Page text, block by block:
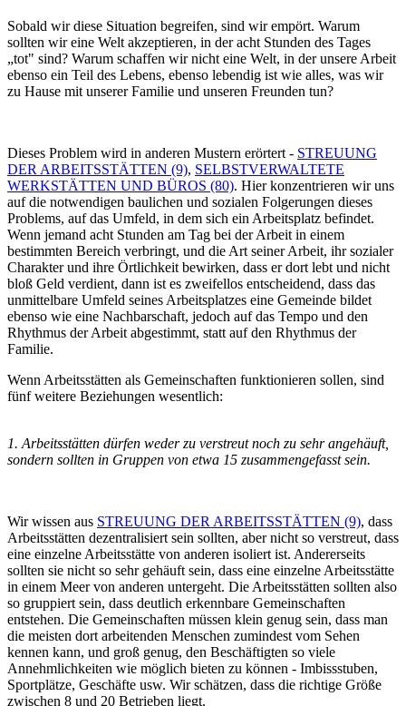
Sobald wir diese Situation begreifen, sind wir empört. Warum
sollten wir eine Welt akzeptieren, in der acht Stunden des Tages
„tot" sind? Warum schaffen wir nicht eine Welt, in der unsere Arbeit
ebenso ein Teil des Lebens, ebenso lebendig ist wie alles, was wir
zu Hause mit unserer Familie und unseren Freunden tun?
Dieses Problem wird in anderen Mustern erörtert - STREUUNG
DER ARBEITSSTÄTTEN (9), SELBSTVERWALTETE
WERKSTÄTTEN UND BÜROS (80). Hier konzentrieren wir uns
auf die notwendigen baulichen und sozialen Folgerungen dieses
Problems, auf das Umfeld, in dem sich ein Arbeitsplatz befindet.
Wenn jemand acht Stunden am Tag bei der Arbeit in einem
bestimmten Bereich verbringt, und die Art seiner Arbeit, ihr sozialer
Charakter und ihre Örtlichkeit bewirken, dass er dort lebt und nicht
bloß Geld verdient, dann ist es zweifellos entscheidend, dass das
unmittelbare Umfeld seines Arbeitsplatzes eine Gemeinde bildet
ebenso wie eine Nachbarschaft, jedoch auf das Tempo und den
Rhythmus der Arbeit abgestimmt, statt auf den Rhythmus der
Familie.
Wenn Arbeitsstätten als Gemeinschaften funktionieren sollen, sind
fünf weitere Beziehungen wesentlich:
1. Arbeitsstätten dürfen weder zu verstreut noch zu sehr angehäuft,
sondern sollten in Gruppen von etwa 15 zusammengefasst sein.
Wir wissen aus STREUUNG DER ARBEITSSTÄTTEN (9), dass
Arbeitsstätten dezentralisiert sein sollten, aber nicht so verstreut, dass
eine einzelne Arbeitsstätte von anderen isoliert ist. Andererseits
sollten sie nicht so sehr gehäuft sein, dass eine einzelne Arbeitsstätte
in einem Meer von anderen untergeht. Die Arbeitsstätten sollten also
so gruppiert sein, dass deutlich erkennbare Gemeinschaften
entstehen. Die Gemeinschaften müssen klein genug sein, dass man
die meisten dort arbeitenden Menschen zumindest vom Sehen
kennen kann, und groß genug, den Beschäftigten so viele
Annehmlichkeiten wie möglich bieten zu können - Imbissstuben,
Sportplätze, Geschäfte usw. Wir schätzen, dass die richtige Größe
zwischen 8 und 20 Betrieben liegt.